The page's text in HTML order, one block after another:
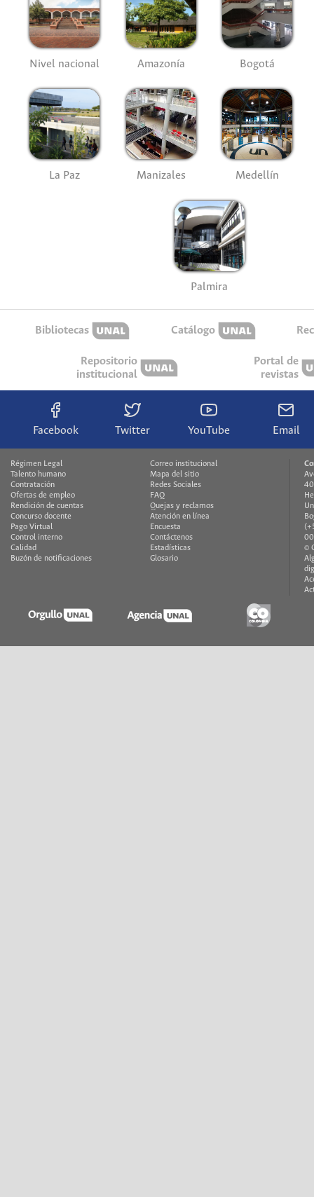
Nivel nacional Amazonía Bogotá
La Paz Manizales Medellín
Palmira
Bibliotecas Catálogo
Repositorio
institucional
Portal de
revistas
Facebook Twitter YouTube Email
Régimen Legal
Talento humano
Contratación
Ofertas de empleo
Rendición de cuentas
Concurso docente
Pago Virtual
Control interno
Calidad
Buzón de notificaciones
Correo institucional
Mapa del sitio
Redes Sociales
FAQ
Quejas y reclamos
Atención en línea
Encuesta
Contáctenos
Estadísticas
Glosario
©